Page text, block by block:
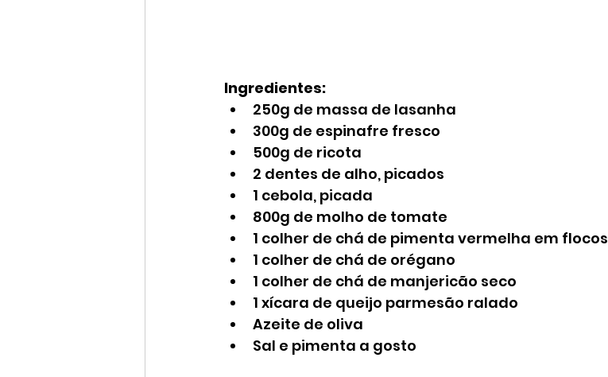
Ingredientes:
250g de massa de lasanha
300g de espinafre fresco
500g de ricota
2 dentes de alho, picados
1 cebola, picada
800g de molho de tomate
1 colher de chá de pimenta vermelha em flocos
1 colher de chá de orégano
1 colher de chá de manjericão seco
1 xícara de queijo parmesão ralado
Azeite de oliva
Sal e pimenta a gosto